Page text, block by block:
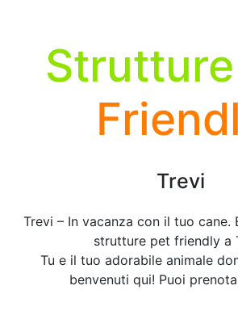
Strutture
Trevi
Trevi – In vacanza con il tuo cane.
strutture pet friendly a
Tu e il tuo adorabile animale
benvenuti qui! Puoi